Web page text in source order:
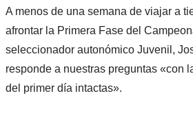
A menos de una semana de viajar a
afrontar la Primera Fase del
seleccionador autonómico Juvenil,
responde a nuestras preguntas «con
del primer día intactas».